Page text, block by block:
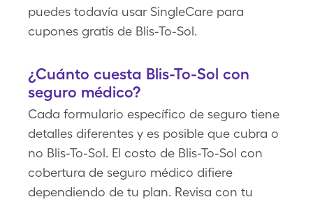
puedes todavía usar SingleCare para
cupones gratis de Blis-To-Sol.
¿Cuánto cuesta Blis-To-Sol con
seguro médico?
Cada formulario específico de seguro tiene
detalles diferentes y es posible que cubra o
no Blis-To-Sol. El costo de Blis-To-Sol con
cobertura de seguro médico difiere
dependiendo de tu plan. Revisa con tu